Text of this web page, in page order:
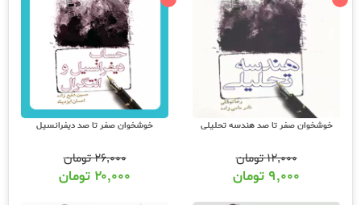
خوشخوان صفر تا صد هندسه تحلیلی
۱۲,۰۰۰تومان
۹,۰۰۰ تومان
خوشخوان صفر تا صد دیفرانسیل
۲۶,۰۰۰تومان
۲۰,۰۰۰ تومان